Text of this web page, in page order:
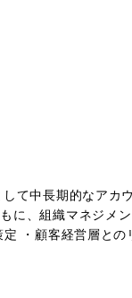
て中長期的なアカ
に、組織マネジメ
ント ・チームメ